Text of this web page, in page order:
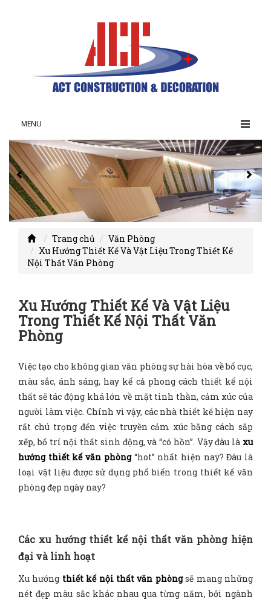
MENU
Trang chủ
Văn Phòng
Xu Hướng Thiết Kế Và Vật Liệu Trong Thiết Kế
Nội Thất Văn Phòng
Xu Hướng Thiết Kế Và Vật Liệu
Trong Thiết Kế Nội Thất Văn
Phòng
Việc tạo cho không gian văn phòng sự hài hòa về bố cục,
màu sắc, ánh sáng, hay kể cả phong cách thiết kế nội
thất sẽ tác động khá lớn về mặt tinh thần, cảm xúc của
người làm việc. Chính vì vậy, các nhà thiết kế hiện nay
rất chú trọng đến việc truyền cảm xúc bằng cách sắp
xếp, bố trí nội thất sinh động, và “có hồn”. Vậy đâu là xu
hướng thiết kế văn phòng“hot” nhất hiện nay? Đâu là
loại vật liệu được sử dụng phổ biến trong thiết kế văn
phòng đẹp ngày nay?
Các xu hướng thiết kế nội thất văn phòng hiện
đại và linh hoạt
Xu hướng thiết kế nội thất văn phòngsẽ mang những
nét đẹp màu sắc khác nhau qua từng năm, bởi ngành